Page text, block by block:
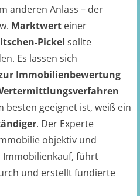
anderen Anlass – der
Marktwert einer
Pickel sollte
Es lassen sich
Immobilienbewertung
besten geeignet ist, weiß ein
. Der Experte
objektiv und
Immobilienkauf, führt
und erstellt fundierte